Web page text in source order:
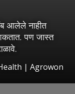
आलेले नाहीत
पण जास्त
| Agrowon